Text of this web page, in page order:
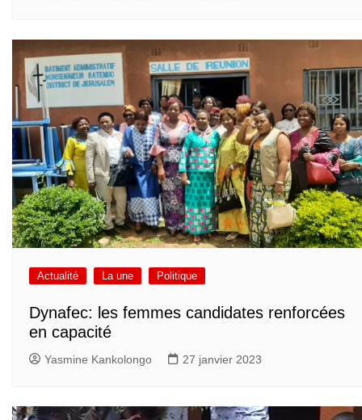
Actualité La une Politique
Dynafec: les femmes candidates renforcées
en capacité
Yasmine Kankolongo 27 janvier 2023